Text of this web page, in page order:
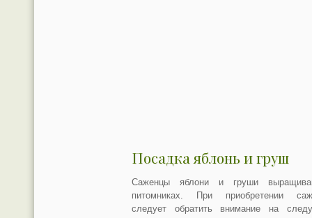
Посадка яблонь и груш
Саженцы яблони и груши
питомниках. При приобретении
следует обратить внимание на